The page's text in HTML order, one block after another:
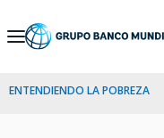
Skip
Navigation
ENTENDIENDO LA POBREZA